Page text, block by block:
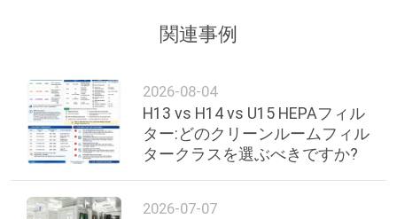
関連事例
2026-08-04
H13 vs H14 vs U15 HEPAフィル
ター:どのクリーンルームフィル
タークラスを選ぶべきですか?
2026-07-07